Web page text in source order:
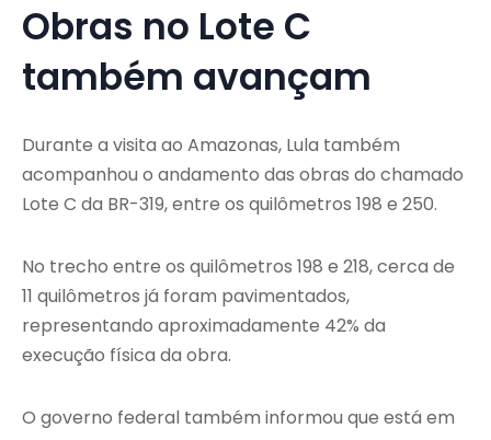
Obras no Lote C
também avançam
Durante a visita ao Amazonas, Lula também
acompanhou o andamento das obras do chamado
Lote C da BR-319, entre os quilômetros 198 e 250.
No trecho entre os quilômetros 198 e 218, cerca de
11 quilômetros já foram pavimentados,
representando aproximadamente 42% da
execução física da obra.
O governo federal também informou que está em